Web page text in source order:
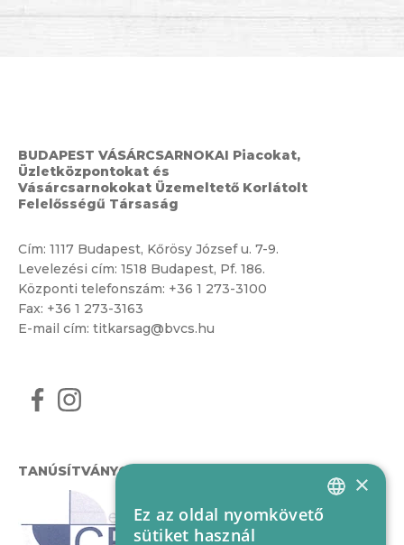
BUDAPEST VÁSÁRCSARNOKAI Piacokat,
Üzletközpontokat és
Vásárcsarnokokat Üzemeltető Korlátolt
Felelősségű Társaság
Cím: 1117 Budapest, Kőrösy József u. 7-9.
Levelezési cím: 1518 Budapest, Pf. 186.
Központi telefonszám: +36 1 273-3100
Fax: +36 1 273-3163
E-mail cím: titkarsag@bvcs.hu
TANÚSÍTVÁNYOK
HUNGARIAN
×
Ez az oldal nyomkövető
sütiket használ